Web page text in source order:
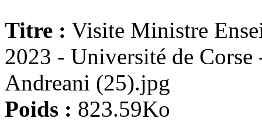
Titre : Visite Ministre
2023 - Université de
Andreani (25).jpg
Poids : 823.59Ko